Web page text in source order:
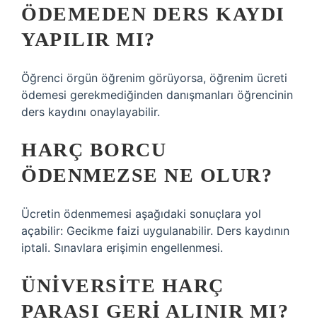
ÖDEMEDEN DERS KAYDI
YAPILIR MI?
Öğrenci örgün öğrenim görüyorsa, öğrenim ücreti
ödemesi gerekmediğinden danışmanları öğrencinin
ders kaydını onaylayabilir.
HARÇ BORCU
ÖDENMEZSE NE OLUR?
Ücretin ödenmemesi aşağıdaki sonuçlara yol
açabilir: Gecikme faizi uygulanabilir. Ders kaydının
iptali. Sınavlara erişimin engellenmesi.
ÜNIVERSITE HARÇ
PARASI GERI ALINIR MI?